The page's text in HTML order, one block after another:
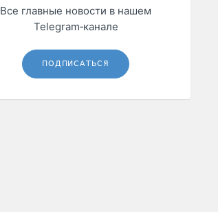
Все главные новости в нашем
Telegram‑канале
ПОДПИСАТЬСЯ